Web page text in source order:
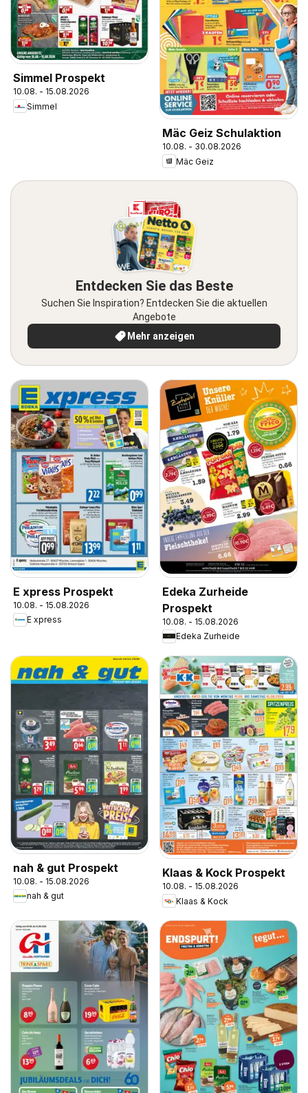
Simmel Prospekt
10.08. - 15.08.2026
Simmel
Mäc Geiz Schulaktion
10.08. - 30.08.2026
Mäc Geiz
Entdecken Sie das Beste
Suchen Sie Inspiration? Entdecken Sie die aktuellen
Angebote
Mehr anzeigen
E xpress Prospekt
10.08. - 15.08.2026
E xpress
Edeka Zurheide
Prospekt
10.08. - 15.08.2026
Edeka Zurheide
nah & gut Prospekt
10.08. - 15.08.2026
nah & gut
Klaas & Kock Prospekt
10.08. - 15.08.2026
Klaas & Kock